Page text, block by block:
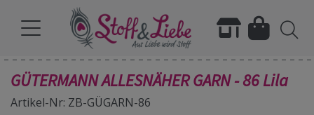
GÜTERMANN ALLESNÄHER GARN - 86 Lila
Artikel-Nr: ZB-GÜGARN-86